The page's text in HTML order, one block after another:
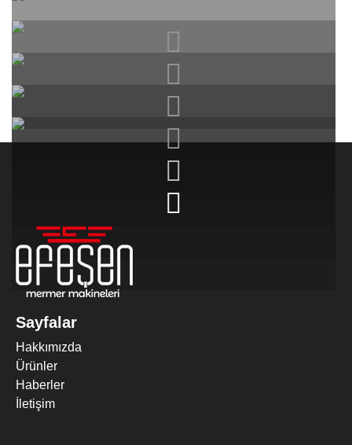
2 KAFALI EBATLAMA MAKINESI
(Trimming)
Sayfalar
Hakkımızda
Ürünler
Haberler
İletişim